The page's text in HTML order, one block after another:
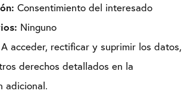
Consentimiento del interesado
Ninguno
A acceder, rectificar y suprimir los datos,
derechos detallados en la
adicional.